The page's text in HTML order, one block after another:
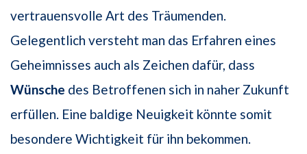
vertrauensvolle Art des Träumenden.
Gelegentlich versteht man das Erfahren eines
Geheimnisses auch als Zeichen dafür, dass
Wünsche des Betroffenen sich in naher Zukunft
erfüllen. Eine baldige Neuigkeit könnte somit
besondere Wichtigkeit für ihn bekommen.